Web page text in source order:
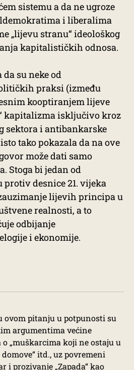
sistemu a da ne ugroze
i liberalima
„lijevu stranu“ ideološkog
kapitalističkih odnosa.
su neke od
praksi (između
kooptiranjem lijeve
kapitalizma isključivo kroz
sektora i antibankarske
tako pokazala da na ove
može dati samo
Stoga bi jedan od
protiv desnice 21. vijeka
lijevih principa u
realnosti, a to
odbijanje
i ekonomije.
ovom pitanju u potpunosti su
argumentima većine
„muškarcima koji ne ostaju u
itd., uz povremeni
i prozivanje „Zapada“ kao